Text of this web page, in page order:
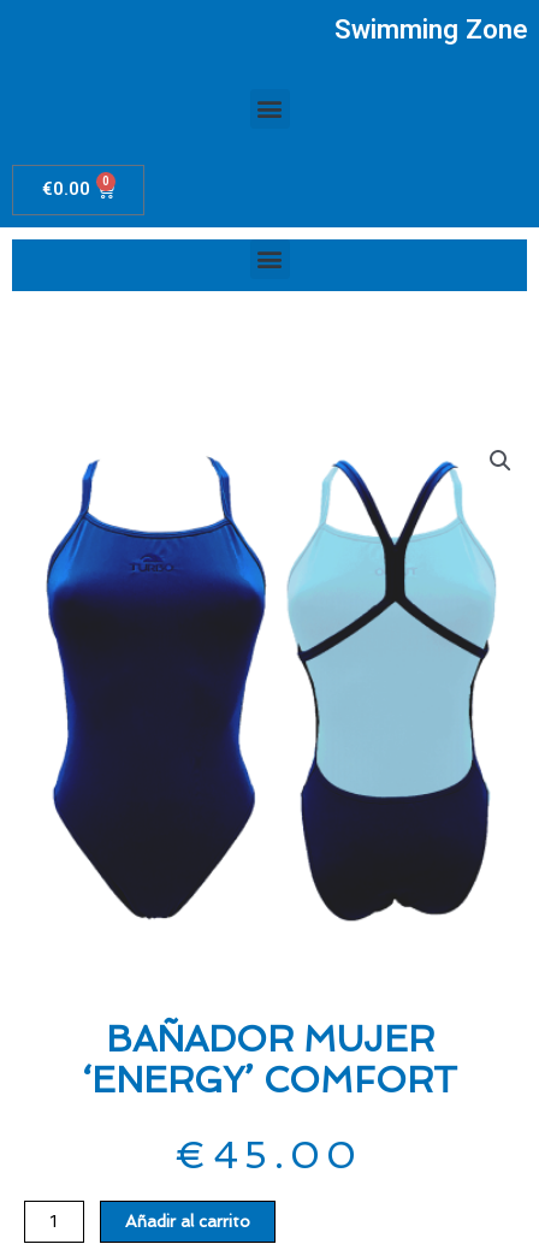
Swimming Zone
Menú
€0.00 0 Carrito
Menú
BAÑADOR MUJER
‘ENERGY’ COMFORT
€ 45.00
BAÑADOR
MUJER
Añadir al carrito